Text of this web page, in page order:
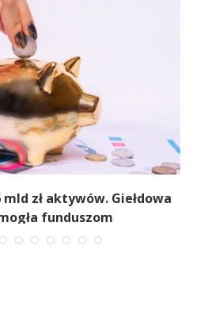
mld zł aktywów. Giełdowa
funduszom